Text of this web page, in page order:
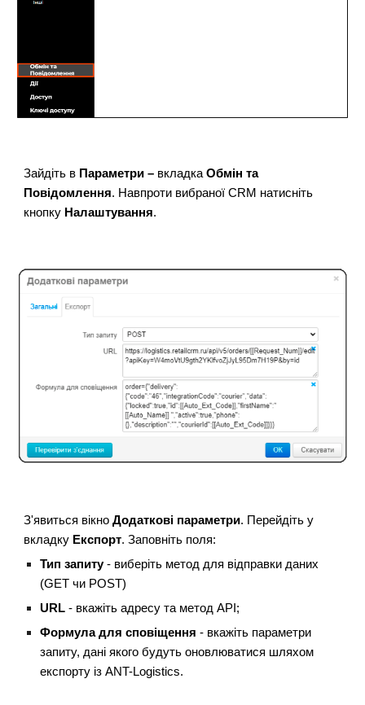
Зайдіть в Параметри – вкладка Обмін та
Повідомлення. Навпроти вибраної CRM натисніть
кнопку Налаштування.
З'явиться вікноДодаткові параметри. Перейдіть у
вкладку Експорт. Заповніть поля:
Тип запиту- виберіть метод для відправки даних
(GET чи POST)
URL - вкажіть адресу та метод АРІ;
Формула для сповіщення - вкажіть параметри
запиту, дані якого будуть оновлюватися шляхом
експорту із ANT-Logistics.